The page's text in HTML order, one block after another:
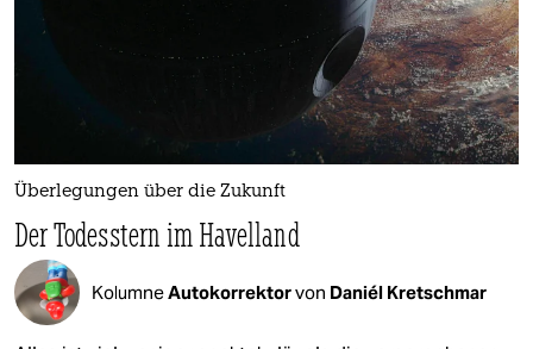
Überlegungen über die Zukunft
Der Todesstern im Havelland
KolumneAutokorrektorvon Daniél Kretschmar